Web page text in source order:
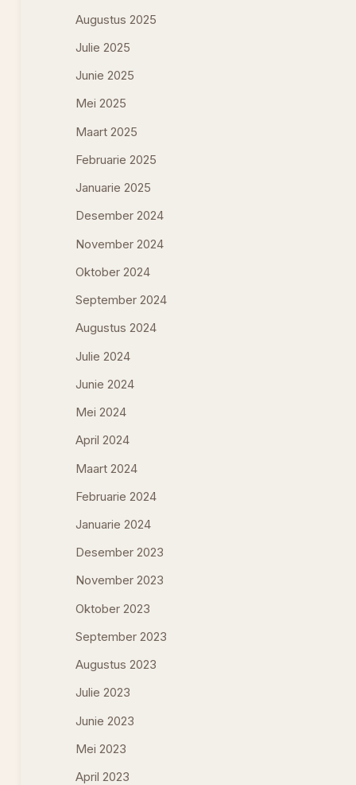
Augustus 2025
Julie 2025
Junie 2025
Mei 2025
Maart 2025
Februarie 2025
Januarie 2025
Desember 2024
November 2024
Oktober 2024
September 2024
Augustus 2024
Julie 2024
Junie 2024
Mei 2024
April 2024
Maart 2024
Februarie 2024
Januarie 2024
Desember 2023
November 2023
Oktober 2023
September 2023
Augustus 2023
Julie 2023
Junie 2023
Mei 2023
April 2023